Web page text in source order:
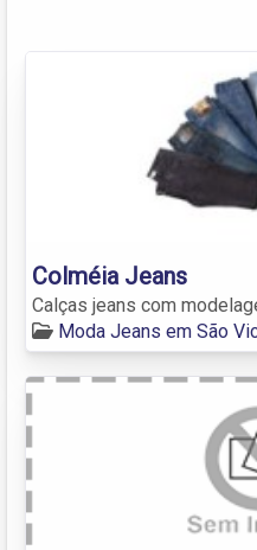
Colméia Jeans
Calças jeans com
Moda Jeans em São